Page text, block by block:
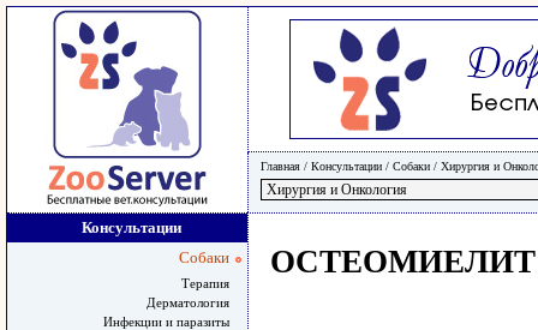
Главная / Консультации / Собаки / Хирургия и
Консультации
Собаки
Терапия
Дерматология
Инфекции и паразиты